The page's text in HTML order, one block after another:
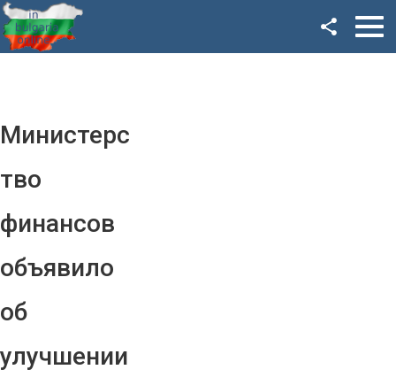
Министерс
тво
финансов
объявило
об
улучшении